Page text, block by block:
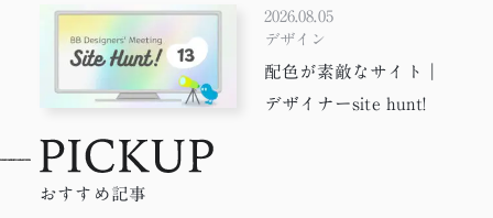
2026.08.05
デザイン
配色が素敵なサイト｜
デザイナーsite hunt!
おすすめ記事